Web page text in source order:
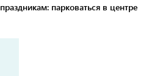
парковаться в центре